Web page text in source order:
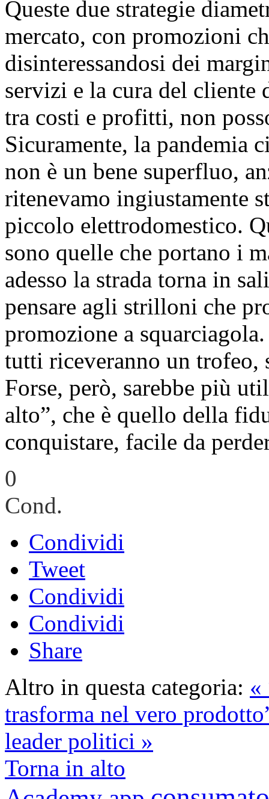
Queste due strategie
mercato, con promozioni
disinteressandosi dei
servizi e la cura del cliente
tra costi e profitti, non
Sicuramente, la pandemia
non è un bene superfluo,
ritenevamo ingiustamente
piccolo elettrodomestico.
sono quelle che portano i
adesso la strada torna in
pensare agli strilloni che
promozione a
tutti riceveranno un trofeo,
Forse, però, sarebbe più
alto”, che è quello della
conquistare, facile da
0
Cond.
Condividi
Tweet
Condividi
Condividi
Share
Altro in questa categoria: «
trasforma nel vero
leader politici »
Torna in alto